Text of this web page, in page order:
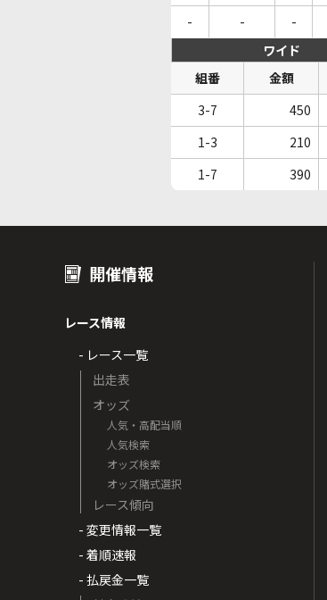
-
- -
ワイド
組番
金額
3-7
450
1-3
210
1-7
390
開催情報
レース情報
- レース一覧
出走表
オッズ
人気・高配当順
人気検索
オッズ検索
オッズ賭式選択
レース傾向
- 変更情報一覧
- 着順速報
- 払戻金一覧